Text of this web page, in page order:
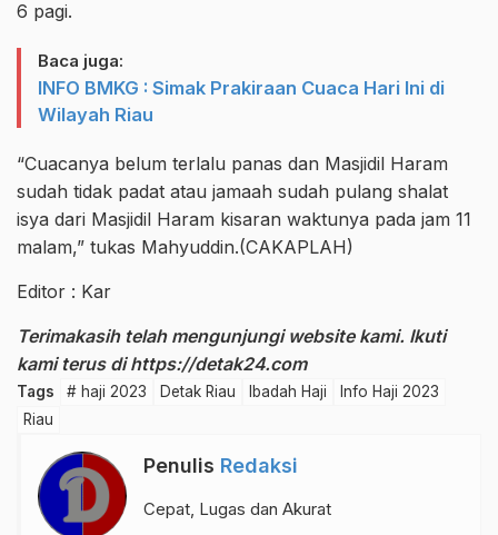
6 pagi.
Baca juga:
INFO BMKG : Simak Prakiraan Cuaca Hari Ini di
Wilayah Riau
“Cuacanya belum terlalu panas dan Masjidil Haram
sudah tidak padat atau jamaah sudah pulang shalat
isya dari Masjidil Haram kisaran waktunya pada jam 11
malam,” tukas Mahyuddin.(CAKAPLAH)
Editor : Kar
Terimakasih telah mengunjungi website kami. Ikuti
kami terus dihttps://detak24.com
Tags # haji 2023 Detak Riau Ibadah Haji
Info Haji 2023
Riau
Penulis Redaksi
Cepat, Lugas dan Akurat